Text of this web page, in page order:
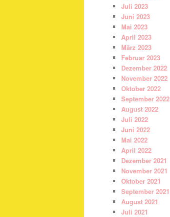
Juli 2023
Juni 2023
Mai 2023
April 2023
März 2023
Februar 2023
Dezember 2022
November 2022
Oktober 2022
September 2022
August 2022
Juli 2022
Juni 2022
Mai 2022
April 2022
Dezember 2021
November 2021
Oktober 2021
September 2021
August 2021
Juli 2021